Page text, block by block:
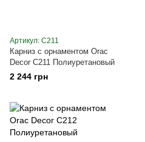
Артикул: C211
Карниз с орнаментом Orac
Decor C211 Полиуретановый
2 244 грн